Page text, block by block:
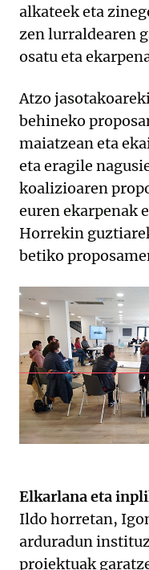
alkateek eta
zen lurraldearen
osatu eta
Atzo
behineko
maiatzean eta
eta eragile
koalizioaren
euren ekarpenak
Horrekin
betiko
Elkarlana eta
Ildo horretan,
arduradun
proiektuak